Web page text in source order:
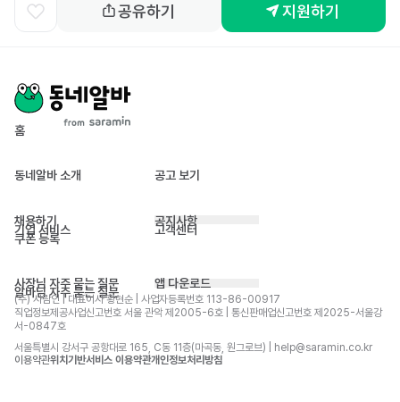
공유하기 지원하기
홈
동네알바 소개 공고 보기
채용하기
기업 서비스
쿠폰 등록
공지사항
고객센터
사장님 자주 묻는 질문
알바님 자주 묻는 질문
앱 다운로드
(주) 사람인 | 대표이사 황현순 | 사업자등록번호 113-86-00917
직업정보제공사업신고번호 서울 관악 제2005-6호 | 통신판매업신고번호 제2025-서울강
서-0847호
서울특별시 강서구 공항대로 165, C동 11층(마곡동, 원그로브) | help@saramin.co.kr
이용약관위치기반서비스 이용약관개인정보처리방침